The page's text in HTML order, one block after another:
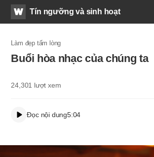
WATVTín ngưỡng và sinh hoạt
Làm đẹp tấm lòng
Buổi hòa nhạc của chúng ta
24,301 lượt xem
Đọc nội dung5:04